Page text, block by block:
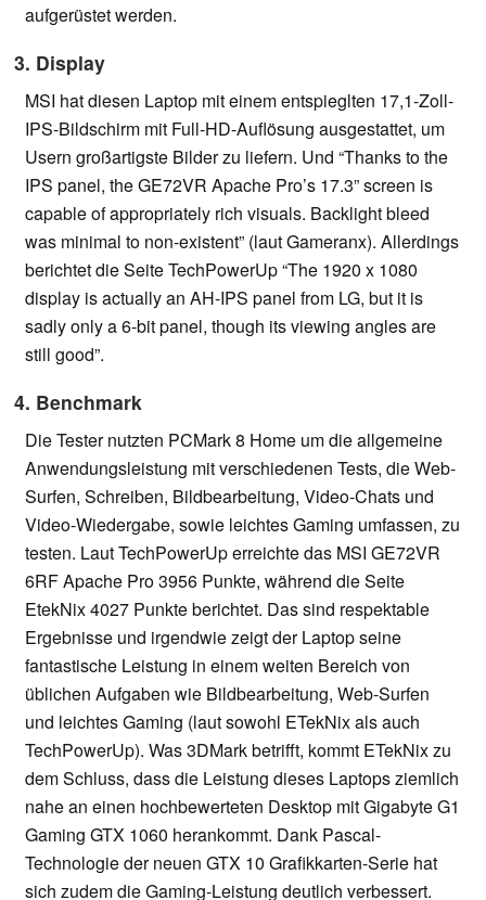
aufgerüstet werden.
3. Display
MSI hat diesen Laptop mit einem entspieglten 17,1-Zoll-
IPS-Bildschirm mit Full-HD-Auflösung ausgestattet, um
Usern großartigste Bilder zu liefern. Und “Thanks to the
IPS panel, the GE72VR Apache Pro’s 17.3” screen is
capable of appropriately rich visuals. Backlight bleed
was minimal to non-existent” (laut Gameranx). Allerdings
berichtet die Seite TechPowerUp “The 1920 x 1080
display is actually an AH-IPS panel from LG, but it is
sadly only a 6-bit panel, though its viewing angles are
still good”.
4. Benchmark
Die Tester nutzten PCMark 8 Home um die allgemeine
Anwendungsleistung mit verschiedenen Tests, die Web-
Surfen, Schreiben, Bildbearbeitung, Video-Chats und
Video-Wiedergabe, sowie leichtes Gaming umfassen, zu
testen. Laut TechPowerUp erreichte das MSI GE72VR
6RF Apache Pro 3956 Punkte, während die Seite
EtekNix 4027 Punkte berichtet. Das sind respektable
Ergebnisse und irgendwie zeigt der Laptop seine
fantastische Leistung in einem weiten Bereich von
üblichen Aufgaben wie Bildbearbeitung, Web-Surfen
und leichtes Gaming (laut sowohl ETekNix als auch
TechPowerUp). Was 3DMark betrifft, kommt ETekNix zu
dem Schluss, dass die Leistung dieses Laptops ziemlich
nahe an einen hochbewerteten Desktop mit Gigabyte G1
Gaming GTX 1060 herankommt. Dank Pascal-
Technologie der neuen GTX 10 Grafikkarten-Serie hat
sich zudem die Gaming-Leistung deutlich verbessert.